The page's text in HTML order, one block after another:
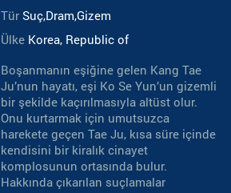
Tür Suç,Dram,Gizem
Ülke Korea, Republic of
Boşanmanın eşiğine gelen Kang Tae
Ju’nun hayatı, eşi Ko Se Yun’un gizemli
bir şekilde kaçırılmasıyla altüst olur.
Onu kurtarmak için umutsuzca
harekete geçen Tae Ju, kısa süre içinde
kendisini bir kiralık cinayet
komplosunun ortasında bulur.
Hakkında çıkarılan suçlamalar